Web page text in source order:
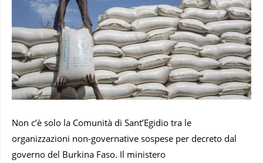
Non c’è solo la Comunità di Sant’Egidio tra le
organizzazioni non-governative sospese per decreto dal
governo del Burkina Faso. Il ministero